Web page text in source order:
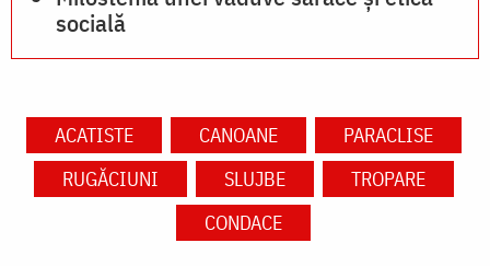
socială
ACATISTE CANOANE
PARACLISE
RUGĂCIUNI
SLUJBE
TROPARE
CONDACE